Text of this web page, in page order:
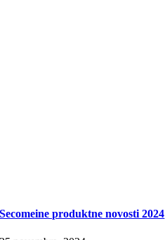
Secomeine produktne novosti 2024